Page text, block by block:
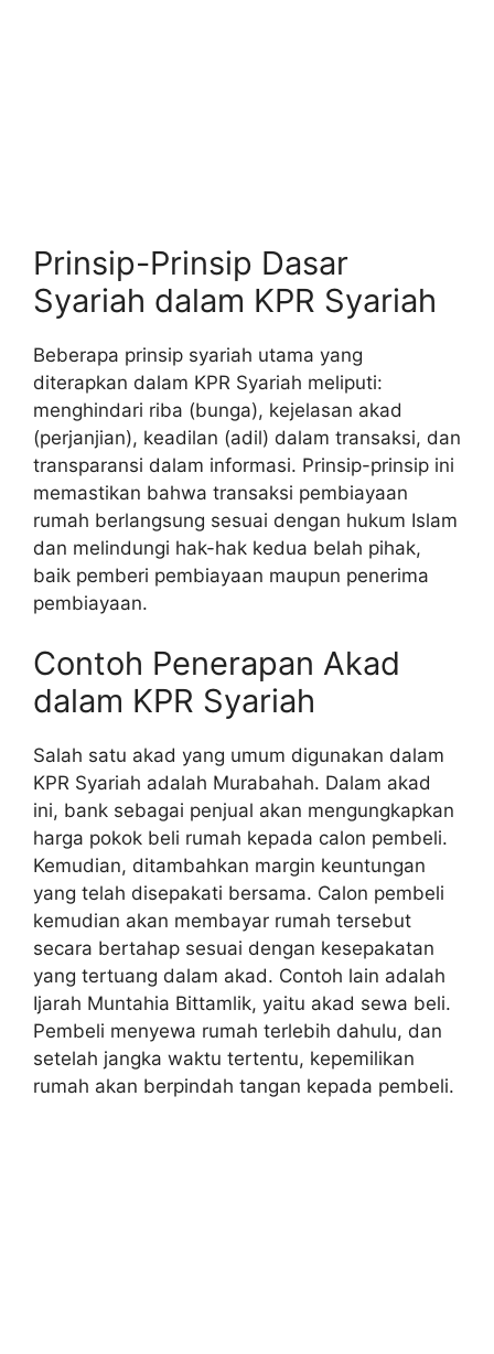
Prinsip-Prinsip Dasar
Syariah dalam KPR Syariah
Beberapa prinsip syariah utama yang
diterapkan dalam KPR Syariah meliputi:
menghindari riba (bunga), kejelasan akad
(perjanjian), keadilan (adil) dalam transaksi, dan
transparansi dalam informasi. Prinsip-prinsip ini
memastikan bahwa transaksi pembiayaan
rumah berlangsung sesuai dengan hukum Islam
dan melindungi hak-hak kedua belah pihak,
baik pemberi pembiayaan maupun penerima
pembiayaan.
Contoh Penerapan Akad
dalam KPR Syariah
Salah satu akad yang umum digunakan dalam
KPR Syariah adalah Murabahah. Dalam akad
ini, bank sebagai penjual akan mengungkapkan
harga pokok beli rumah kepada calon pembeli.
Kemudian, ditambahkan margin keuntungan
yang telah disepakati bersama. Calon pembeli
kemudian akan membayar rumah tersebut
secara bertahap sesuai dengan kesepakatan
yang tertuang dalam akad. Contoh lain adalah
Ijarah Muntahia Bittamlik, yaitu akad sewa beli.
Pembeli menyewa rumah terlebih dahulu, dan
setelah jangka waktu tertentu, kepemilikan
rumah akan berpindah tangan kepada pembeli.